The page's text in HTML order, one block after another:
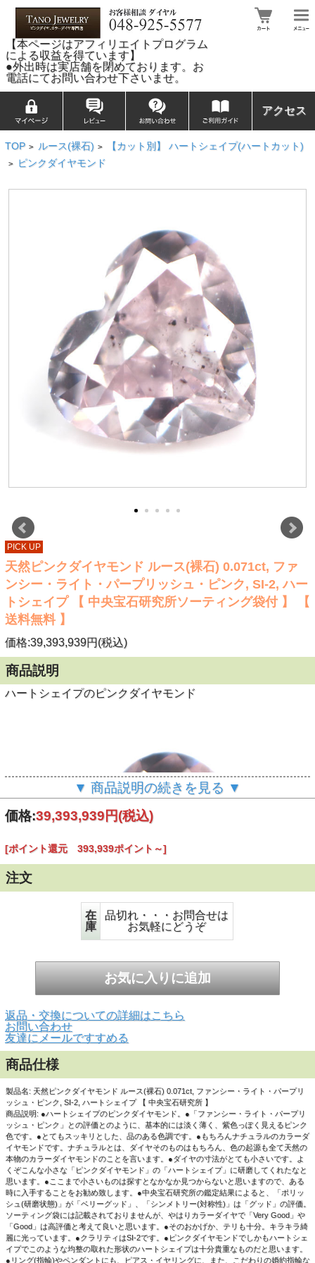
【本ページはアフィリエイトプログラム
による収益を得ています】
●外出時は実店舗を閉めております。お
電話にてお問い合わせ下さいませ。
アクセス
TOP > ルース(裸石) > 【カット別】 ハートシェイプ(ハートカット)
> ピンクダイヤモンド
PICK UP
天然ピンクダイヤモンド ルース(裸石) 0.071ct, ファ
ンシー・ライト・パープリッシュ・ピンク, SI-2, ハー
トシェイプ 【 中央宝石研究所ソーティング袋付 】 【
送料無料 】
価格:39,393,939円(税込)
商品説明
ハートシェイプのピンクダイヤモンド
▲白い背景で撮影しました。
▼ 商品説明の続きを見る ▼
価格:39,393,939円(税込)
[ポイント還元 393,939ポイント～]
注文
在
庫
品切れ・・・お問合せは
お気軽にどうぞ
返品・交換についての詳細はこちら
お問い合わせ
友達にメールですすめる
商品仕様
製品名: 天然ピンクダイヤモンド ルース(裸石) 0.071ct, ファンシー・ライト・パープリ
ッシュ・ピンク, SI-2, ハートシェイプ 【 中央宝石研究所 】
商品説明: ●ハートシェイプのピンクダイヤモンド。●「ファンシー・ライト・パープリ
ッシュ・ピンク」との評価とのように、基本的には淡く薄く、紫色っぽく見えるピンク
色です。●とてもスッキリとした、品のある色調です。●もちろんナチュラルのカラーダ
イヤモンドです。ナチュラルとは、ダイヤそのものはもちろん、色の起源も全て天然の
本物のカラーダイヤモンドのことを言います。●ダイヤの寸法がとても小さいです。よ
くぞこんな小さな「ピンクダイヤモンド」の「ハートシェイプ」に研磨してくれたなと
思います。●ここまで小さいものは探すとなかなか見つからないと思いますので、ある
時に入手することをお勧め致します。●中央宝石研究所の鑑定結果によると、「ポリッ
シュ(研磨状態)」が「ベリーグッド」、「シンメトリー(対称性)」は「グッド」の評価。
ソーティング袋には記載されておりませんが、やはりカラーダイヤで「Very Good」や
「Good」は高評価と考えて良いと思います。●そのおかげか、テリも十分。キラキラ綺
麗に光っています。●クラリティはSI-2です。●ピンクダイヤモンドでしかもハートシェ
イプでこのような均整の取れた形状のハートシェイプは十分貴重なものだと思います。
●リング(指輪)やペンダントにも、ピアス・イヤリングに、また、こだわりの婚約指輪な